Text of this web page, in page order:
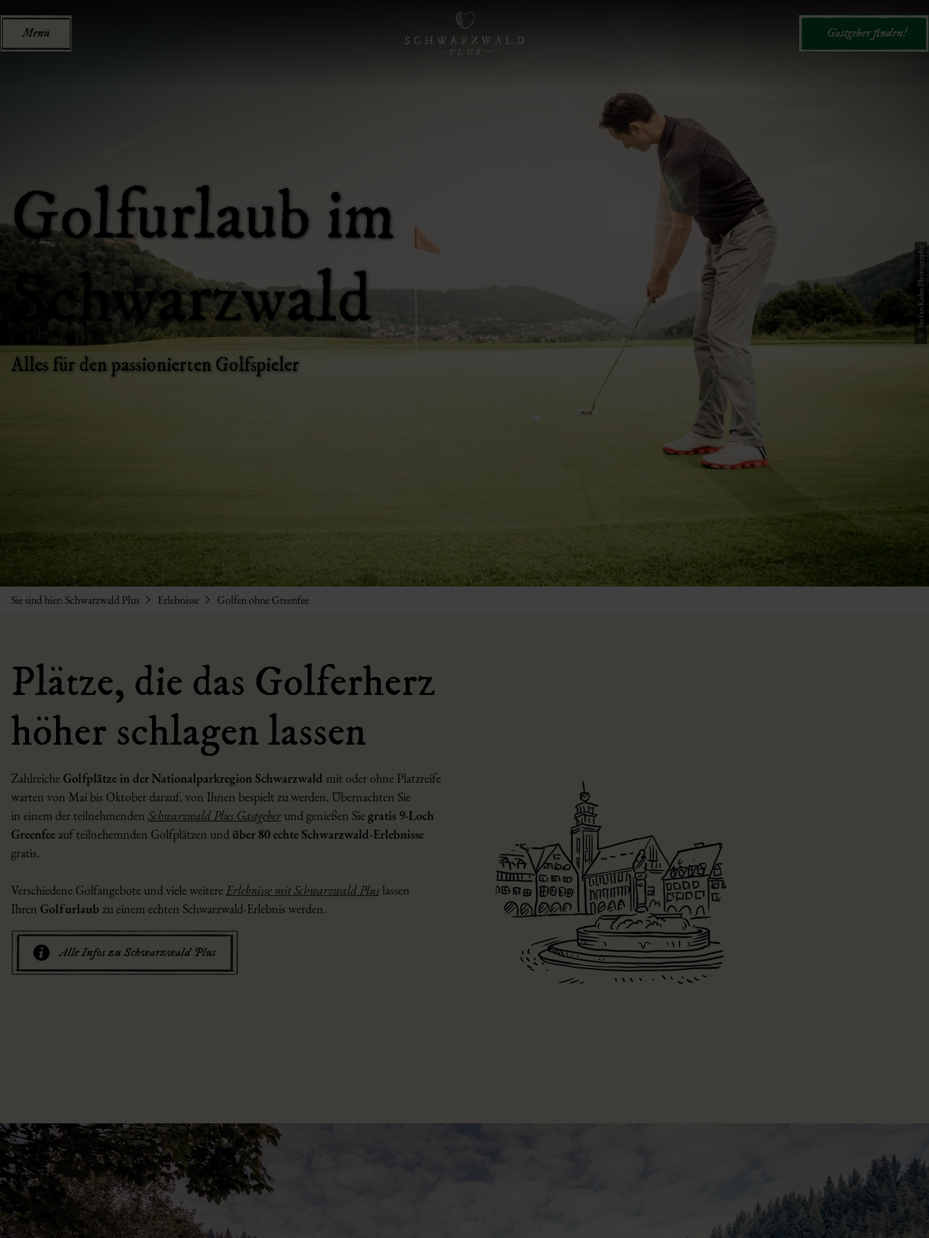
Menü Gastgeber finden!
© Stefan Kuhn Photography
Golfurlaub im
Schwarzwald
Alles für den passionierten Golfspieler
Sie sind hier: Schwarzwald Plus Erlebnisse Golfen ohne Greenfee
Plätze, die das Golferherz
höher schlagen lassen
Zahlreiche Golfplätze in der Nationalparkregion Schwarzwald mit oder ohne Platzreife
warten von Mai bis Oktober darauf, von Ihnen bespielt zu werden. Übernachten Sie
in einem der teilnehmenden Schwarzwald Plus Gastgeberund genießen Sie gratis 9-Loch
Greenfee auf teilnehemnden Golfplätzen und über 80 echte Schwarzwald-Erlebnisse
gratis.
Verschiedene Golfangebote und viele weitere Erlebnisse mit Schwarzwald Plus lassen
Ihren Golfurlaub zu einem echten Schwarzwald-Erlebnis werden.
Alle Infos zu Schwarzwald Plus